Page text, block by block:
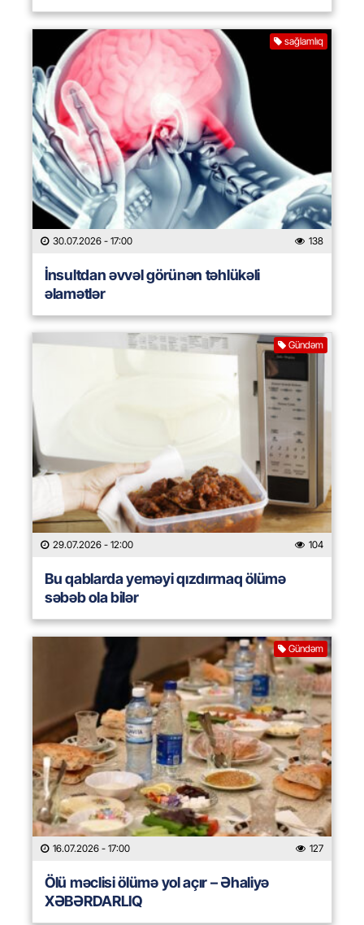
sağlamlıq
30.07.2026 - 17:00 138
İnsultdan əvvəl görünən təhlükəli
əlamətlər
Gündəm
29.07.2026 - 12:00 104
Bu qablarda yeməyi qızdırmaq ölümə
səbəb ola bilər
Gündəm
16.07.2026 - 17:00 127
Ölü məclisi ölümə yol açır – Əhaliyə
XƏBƏRDARLIQ